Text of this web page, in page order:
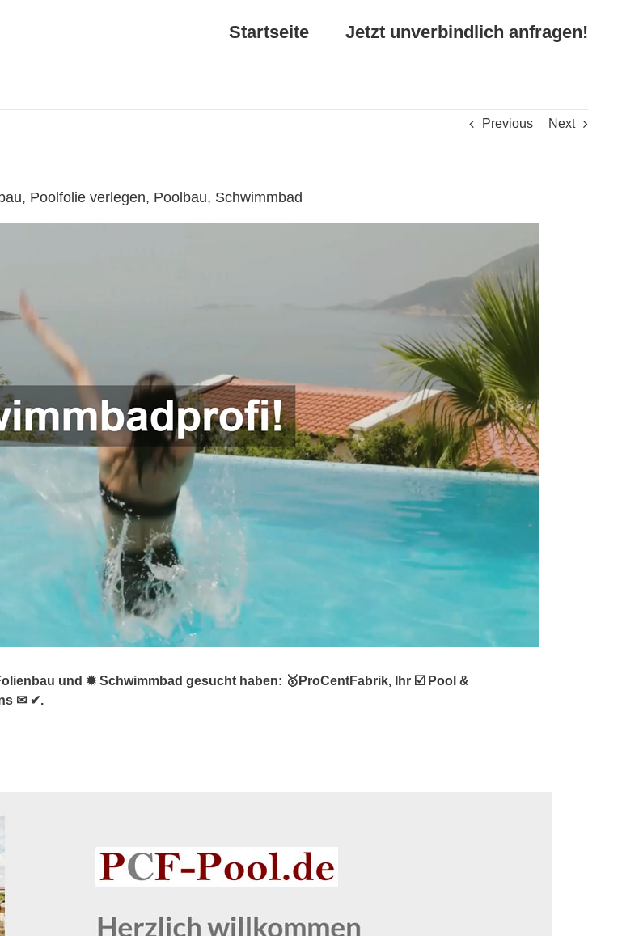
Startseite Jetzt unverbindlich anfragen!
Previous Next
Poolfolie verlegen, Poolbau, Schwimmbad
und ✹ Schwimmbad gesucht haben: 🥇ProCentFabrik, Ihr ☑️ Pool &
✉ ✔.